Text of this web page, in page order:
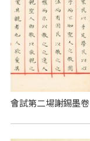
會試第二場謝錫墨卷